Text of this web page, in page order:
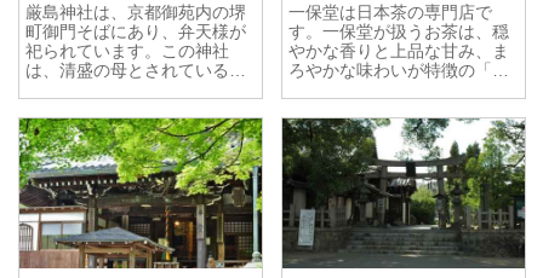
厳島神社は、京都御苑内の堺
町御門そばにあり、弁天様が
祀られています。この神社
は、清盛の母とされている…
一保堂は日本茶の専門店で
す。一保堂が扱うお茶は、穏
やかな香りと上品な甘み、ま
ろやかな味わいが特徴の「…